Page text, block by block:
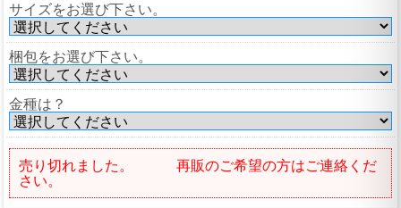
サイズをお選び下さい。
梱包をお選び下さい。
金種は？
売り切れました。 再販のご希望の方はご連絡くだ
さい。